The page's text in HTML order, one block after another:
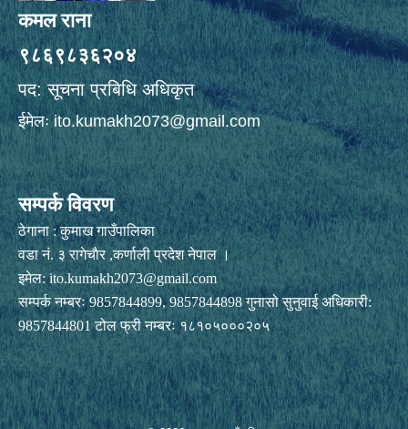
कमल राना
९८६९८३६२०४
पद: सूचना प्रबिधि अधिकृत
ईमेलःito.kumakh2073@gmail.com
सम्पर्क विवरण
ठेगाना : कुमाख गाउँपालिका
वडा नं. ३ रागेचाैर ,कर्णाली प्रदेश नेपाल ।
इमेल:ito.kumakh2073@gmail.com
सम्पर्क नम्बरः 9857844899, 9857844898 गुनासो सुनुवाई अधिकारी:
9857844801 टोल फ्री नम्बरः १८१०५०००२०५